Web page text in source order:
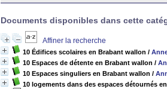
Documents disponibles dans cette
Affiner la recherche
10 Édifices scolaires en Brabant wallon /
10 Espaces de détente en Brabant wallon /
10 Espaces singuliers en Brabant wallon /
10 logements dans des espaces détournés